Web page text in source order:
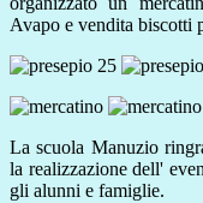
Avapo e vendita biscotti
La scuola Manuzio
la realizzazione dell'
gli alunni e famiglie.